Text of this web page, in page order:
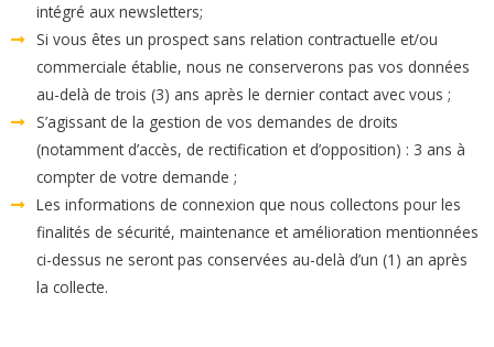
intégré aux newsletters;
Si vous êtes un prospect sans relation contractuelle et/ou
commerciale établie, nous ne conserverons pas vos données
au-delà de trois (3) ans après le dernier contact avec vous ;
S’agissant de la gestion de vos demandes de droits
(notamment d’accès, de rectification et d’opposition) : 3 ans à
compter de votre demande ;
Les informations de connexion que nous collectons pour les
finalités de sécurité, maintenance et amélioration mentionnées
ci-dessus ne seront pas conservées au-delà d’un (1) an après
la collecte.